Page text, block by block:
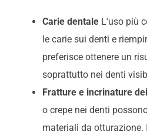
Carie dentale L'uso più
le carie sui denti e
preferisce ottenere un
soprattutto nei denti
Fratture e incrinature
o crepe nei denti
materiali da otturazione.